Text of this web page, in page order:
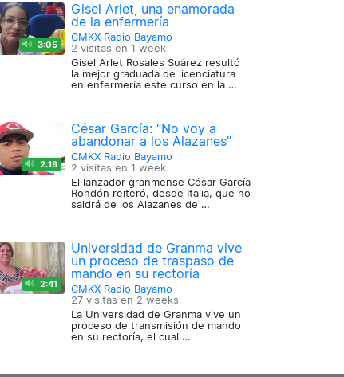
3:05
Gisel Arlet, una enamorada
de la enfermería
CMKX Radio Bayamo
2 visitas en 1 week
Gisel Arlet Rosales Suárez resultó
la mejor graduada de licenciatura
en enfermería este curso en la …
2:19
César García: “No voy a
abandonar a los Alazanes”
CMKX Radio Bayamo
2 visitas en 1 week
El lanzador granmense César García
Rondón reiteró, desde Italia, que no
saldrá de los Alazanes de …
2:41
Universidad de Granma vive
un proceso de traspaso de
mando en su rectoría
CMKX Radio Bayamo
27 visitas en 2 weeks
La Universidad de Granma vive un
proceso de transmisión de mando
en su rectoría, el cual …